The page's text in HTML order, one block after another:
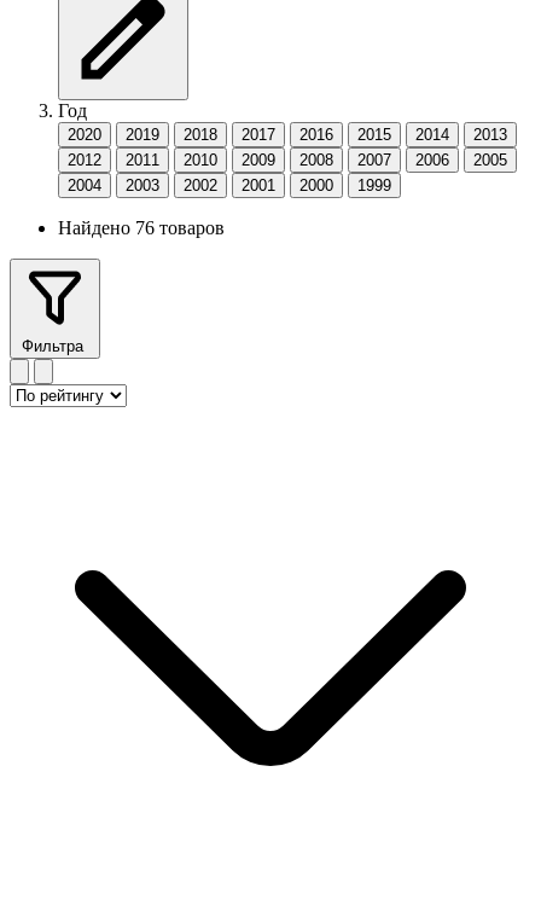
Год
2020 2019 2018 2017 2016 2015 2014
2013
2012
2011 2010 2009 2008 2007 2006
2005
2004
2003 2002 2001 2000 1999
Найдено 76 товаров
Фильтра